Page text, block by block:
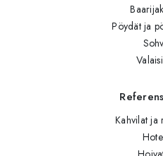
Pöydät ja
Kahvilat ja